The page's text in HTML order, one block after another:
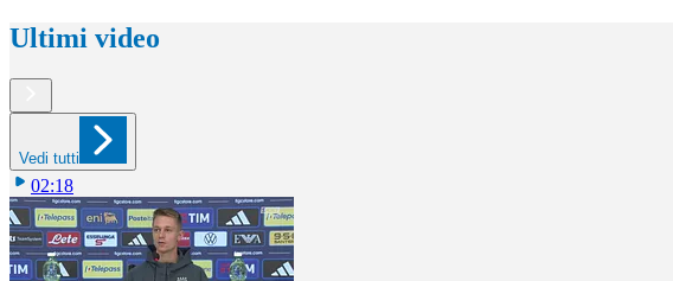
Ultimi video
Vedi tutti
02:18